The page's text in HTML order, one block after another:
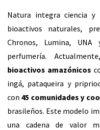
Natura integra ciencia
bioactivos naturales,
Chronos, Lumina,
perfumería.
bioactivos amazónicos
ingá, pataqueira y
con 45 comunidades y
brasileños. Este modelo
una cadena de valor